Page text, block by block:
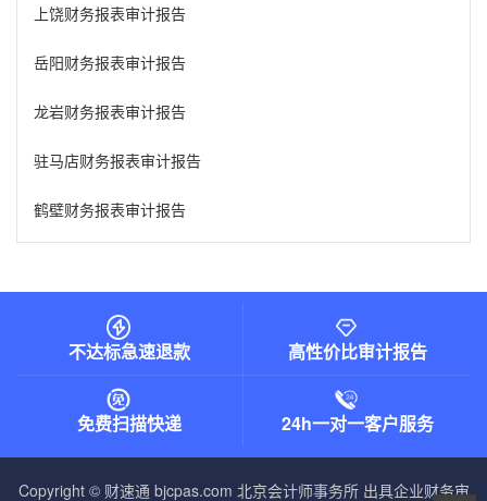
上饶财务报表审计报告
岳阳财务报表审计报告
龙岩财务报表审计报告
驻马店财务报表审计报告
鹤壁财务报表审计报告
不达标急速退款 高性价比审计报告
免费扫描快递 24h一对一客户服务
Copyright © 财速通 bjcpas.com 北京会计师事务所出具企业财务审